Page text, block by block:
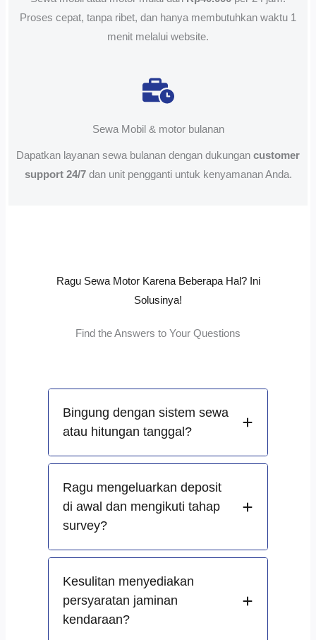
Proses cepat, tanpa ribet, dan hanya membutuhkan waktu 1
menit melalui website.
Sewa Mobil & motor bulanan
Dapatkan layanan sewa bulanan dengan dukungan customer
support 24/7dan unit pengganti untuk kenyamanan Anda.
Ragu Sewa Motor Karena Beberapa Hal? Ini
Solusinya!
Find the Answers to Your Questions
Bingung dengan sistem sewa
atau hitungan tanggal?
Ragu mengeluarkan deposit
di awal dan mengikuti tahap
survey?
Kesulitan menyediakan
persyaratan jaminan
kendaraan?